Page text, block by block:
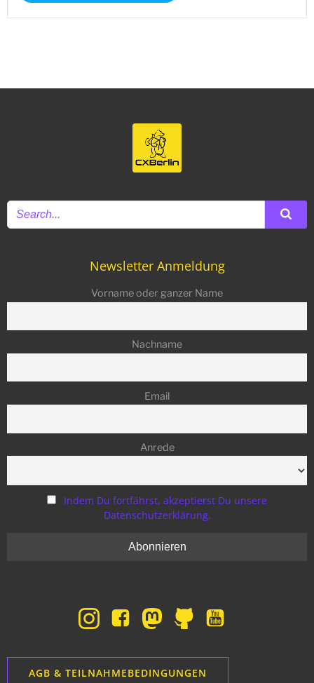
Newsletter Anmeldung
Vorname oder ganzer Name
Nachname
Email
Anrede
Indem Du fortfährst, akzeptierst Du unsere
Datenschutzerklärung.
AGB & TEILNAHMEBEDINGUNGEN